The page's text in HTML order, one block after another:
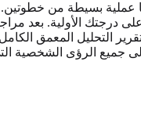
عملية بسيطة من خطوتين.
درجتك الأولية. بعد
التحليل المعمق
جميع الرؤى الشخصية